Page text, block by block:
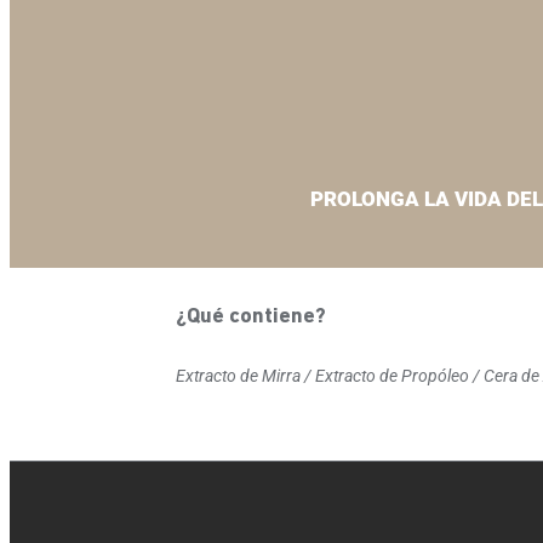
PROLONGA LA VIDA
¿Qué contiene?
Extracto de Mirra / Extracto de Propóleo / Cera